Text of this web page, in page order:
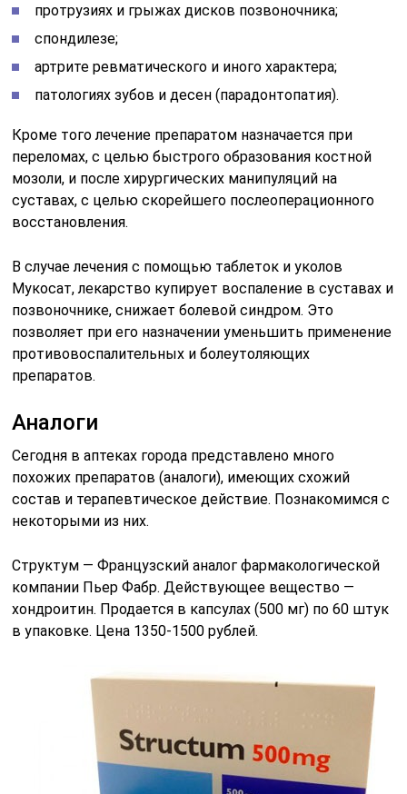
протрузиях и грыжах дисков позвоночника;
спондилезе;
артрите ревматического и иного характера;
патологиях зубов и десен (парадонтопатия).
Кроме того лечение препаратом назначается при
переломах, с целью быстрого образования костной
мозоли, и после хирургических манипуляций на
суставах, с целью скорейшего послеоперационного
восстановления.
В случае лечения с помощью таблеток и уколов
Мукосат, лекарство купирует воспаление в суставах и
позвоночнике, снижает болевой синдром. Это
позволяет при его назначении уменьшить применение
противовоспалительных и болеутоляющих
препаратов.
Аналоги
Сегодня в аптеках города представлено много
похожих препаратов (аналоги), имеющих схожий
состав и терапевтическое действие. Познакомимся с
некоторыми из них.
Структум — Французский аналог фармакологической
компании Пьер Фабр. Действующее вещество —
хондроитин. Продается в капсулах (500 мг) по 60 штук
в упаковке. Цена 1350-1500 рублей.